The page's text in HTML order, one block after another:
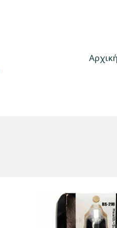
Αρχική